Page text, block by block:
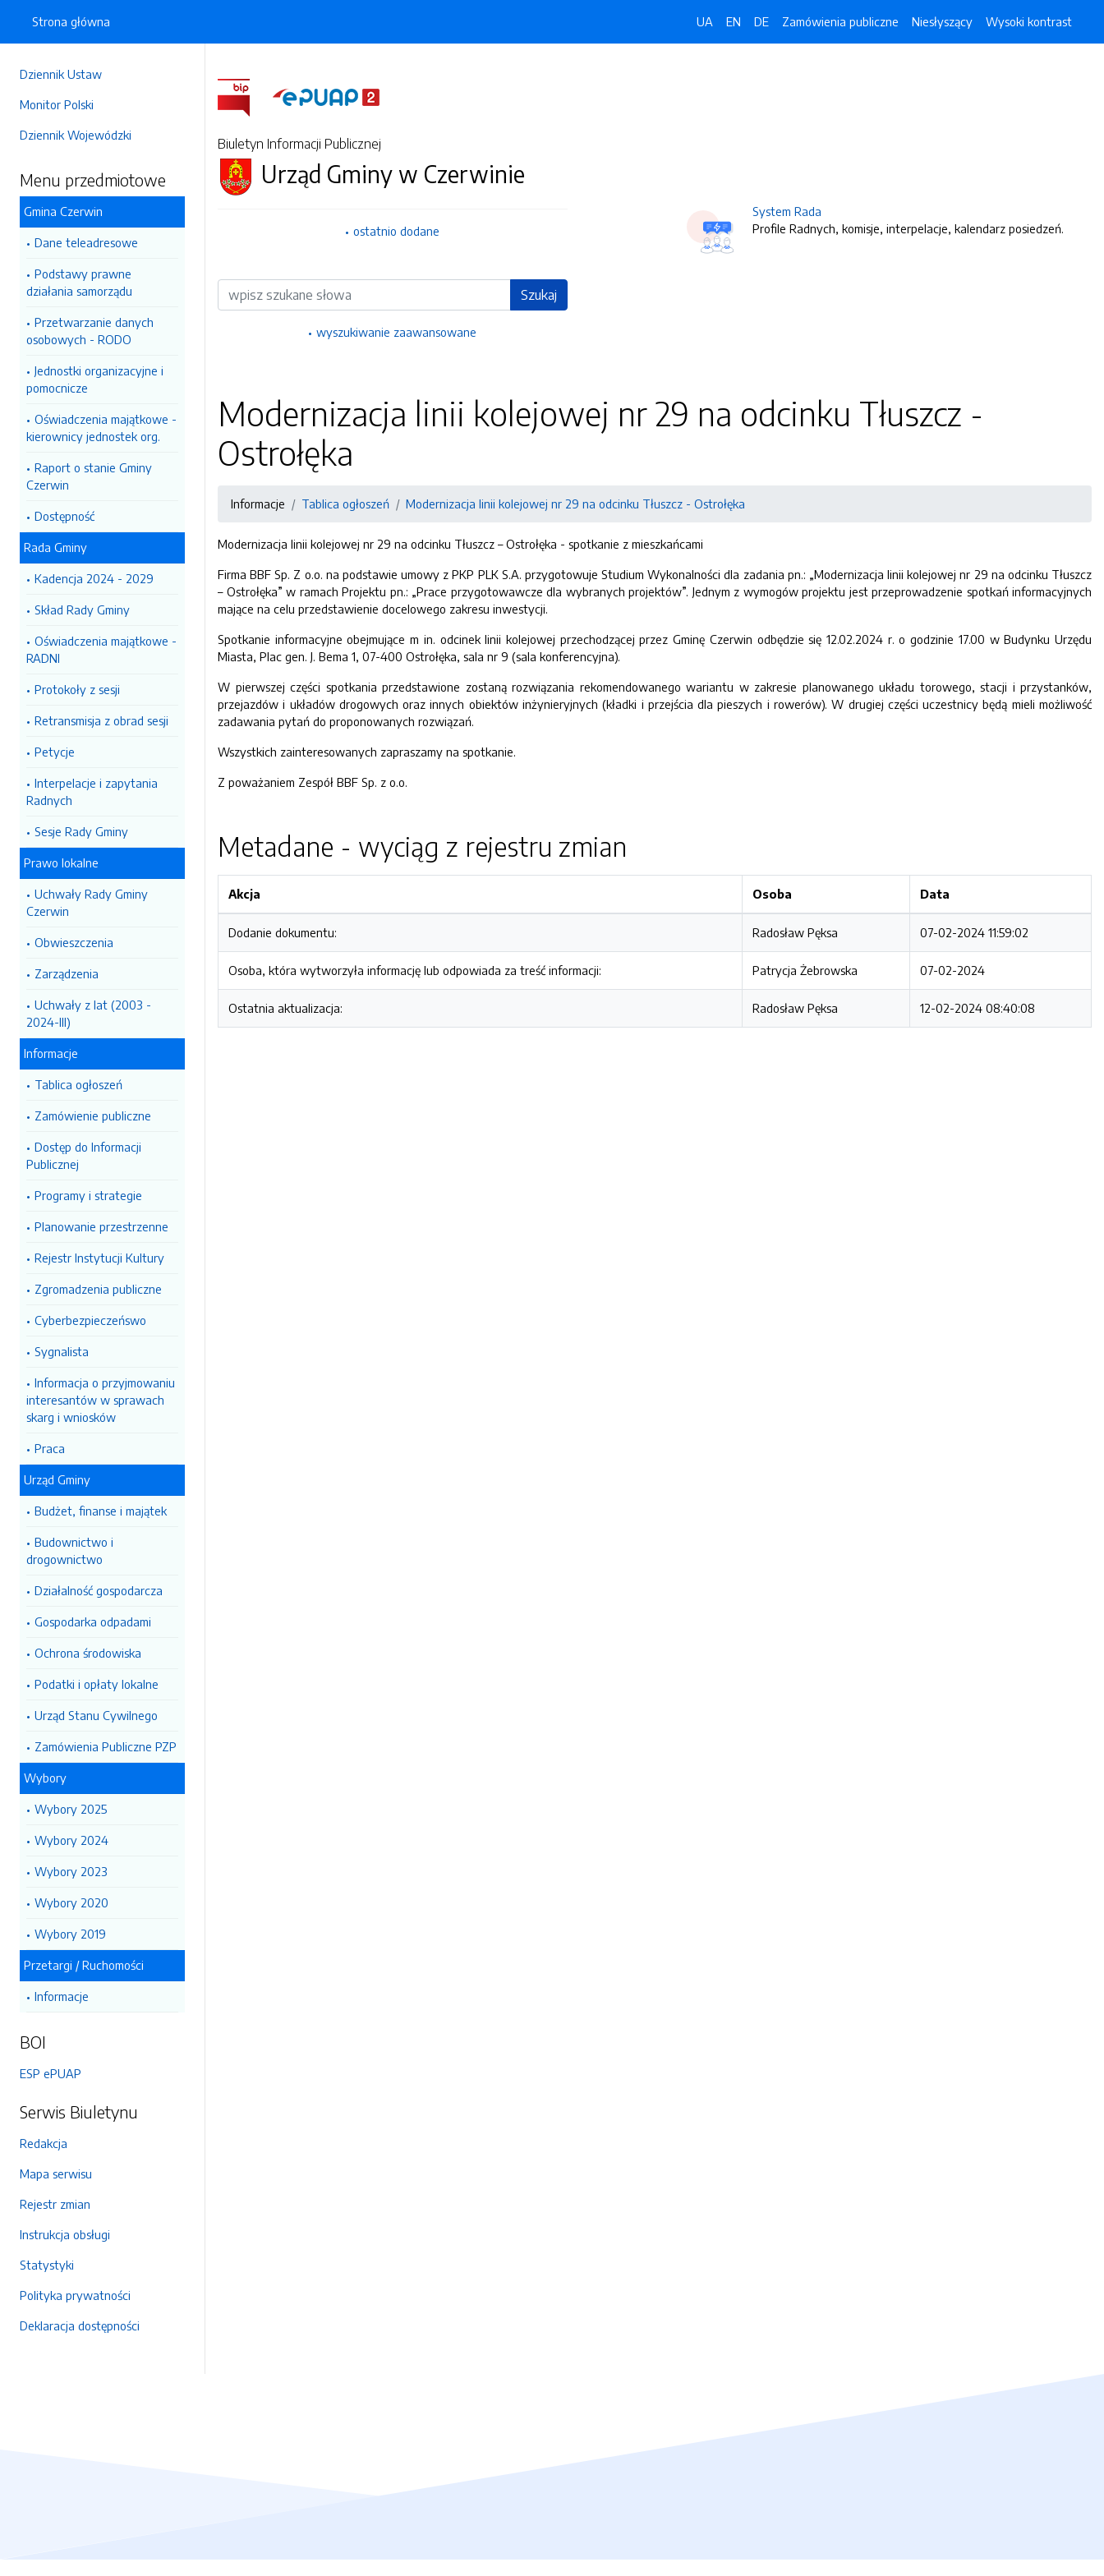
Dziennik Ustaw
Monitor Polski
Dziennik Wojewódzki
Menu przedmiotowe
Gmina Czerwin
Dane teleadresowe
Podstawy prawne
działania samorządu
Przetwarzanie danych
osobowych - RODO
Jednostki organizacyjne i
pomocnicze
Oświadczenia majątkowe -
kierownicy jednostek org.
Raport o stanie Gminy
Czerwin
Dostępność
Rada Gminy
Kadencja 2024 - 2029
Skład Rady Gminy
Oświadczenia majątkowe -
RADNI
Protokoły z sesji
Retransmisja z obrad sesji
Petycje
Interpelacje i zapytania
Radnych
Sesje Rady Gminy
Prawo lokalne
Uchwały Rady Gminy
Czerwin
Obwieszczenia
Zarządzenia
Uchwały z lat (2003 -
2024-III)
Informacje
Tablica ogłoszeń
Zamówienie publiczne
Dostęp do Informacji
Publicznej
Programy i strategie
Planowanie przestrzenne
Rejestr Instytucji Kultury
Zgromadzenia publiczne
Cyberbezpieczeńswo
Sygnalista
Informacja o przyjmowaniu
interesantów w sprawach
skarg i wniosków
Praca
Urząd Gminy
Budżet, finanse i majątek
Budownictwo i
drogownictwo
Działalność gospodarcza
Gospodarka odpadami
Ochrona środowiska
Podatki i opłaty lokalne
Urząd Stanu Cywilnego
Zamówienia Publiczne PZP
Wybory
Wybory 2025
Wybory 2024
Wybory 2023
Wybory 2020
Wybory 2019
Przetargi / Ruchomości
Informacje
BOI
ESP ePUAP
Serwis Biuletynu
Redakcja
Mapa serwisu
Rejestr zmian
Instrukcja obsługi
Statystyki
Polityka prywatności
Deklaracja dostępności
Strona główna UA EN DE Zamówienia publiczne Niesłyszący Wysoki kontrast
Biuletyn Informacji Publicznej
Urząd Gminy w Czerwinie
ostatnio dodane
Wyszukiwarka Szukaj
wyszukiwanie zaawansowane
System Rada
Profile Radnych, komisje, interpelacje, kalendarz posiedzeń.
Modernizacja linii kolejowej nr 29 na odcinku Tłuszcz -
Ostrołęka
Informacje Tablica ogłoszeń Modernizacja linii kolejowej nr 29 na odcinku Tłuszcz - Ostrołęka
Modernizacja linii kolejowej nr 29 na odcinku Tłuszcz – Ostrołęka - spotkanie z mieszkańcami
Firma BBF Sp. Z o.o. na podstawie umowy z PKP PLK S.A. przygotowuje Studium Wykonalności dla zadania pn.: „Modernizacja linii kolejowej nr 29 na odcinku Tłuszcz
– Ostrołęka” w ramach Projektu pn.: „Prace przygotowawcze dla wybranych projektów”. Jednym z wymogów projektu jest przeprowadzenie spotkań informacyjnych
mające na celu przedstawienie docelowego zakresu inwestycji.
Spotkanie informacyjne obejmujące m in. odcinek linii kolejowej przechodzącej przez Gminę Czerwin odbędzie się 12.02.2024 r. o godzinie 17.00 w Budynku Urzędu
Miasta, Plac gen. J. Bema 1, 07-400 Ostrołęka, sala nr 9 (sala konferencyjna).
W pierwszej części spotkania przedstawione zostaną rozwiązania rekomendowanego wariantu w zakresie planowanego układu torowego, stacji i przystanków,
przejazdów i układów drogowych oraz innych obiektów inżynieryjnych (kładki i przejścia dla pieszych i rowerów). W drugiej części uczestnicy będą mieli możliwość
zadawania pytań do proponowanych rozwiązań.
Wszystkich zainteresowanych zapraszamy na spotkanie.
Z poważaniem Zespół BBF Sp. z o.o.
Metadane - wyciąg z rejestru zmian
Akcja Osoba Data
Dodanie dokumentu: Radosław Pęksa 07-02-2024 11:59:02
Osoba, która wytworzyła informację lub odpowiada za treść informacji: Patrycja Żebrowska 07-02-2024
Ostatnia aktualizacja: Radosław Pęksa 12-02-2024 08:40:08